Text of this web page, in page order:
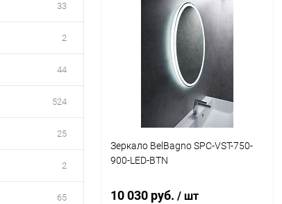
33
2
44
524
25
2
65
В корзину
Купить в 1 клик Сравнение
В избранное
Зеркало BelBagno SPC-VST-750-
900-LED-BTN
10 030 руб. / шт